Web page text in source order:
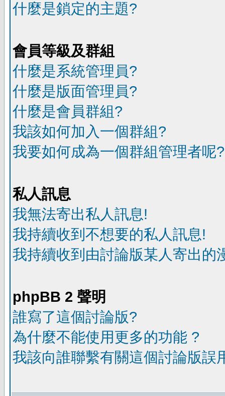
什麼是鎖定的主題?
會員等級及群組
什麼是系統管理員?
什麼是版面管理員?
什麼是會員群組?
我該如何加入一個群組?
我要如何成為一個群組管理者呢?
私人訊息
我無法寄出私人訊息!
我持續收到不想要的私人訊息!
我持續收到由討論版某人寄出的
phpBB 2 聲明
誰寫了這個討論版?
為什麼不能使用更多的功能 ?
我該向誰聯繫有關這個討論版誤